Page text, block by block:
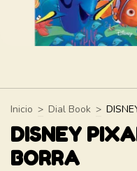
Inicio > Dial Book >
DISNEY
BORRA